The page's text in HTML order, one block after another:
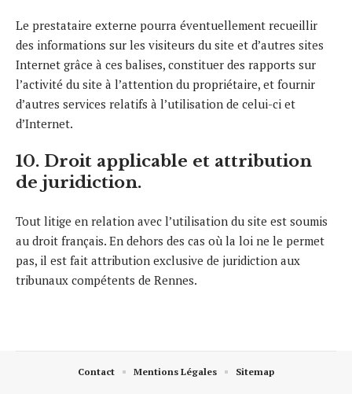
Le prestataire externe pourra éventuellement recueillir
des informations sur les visiteurs du site et d’autres sites
Internet grâce à ces balises, constituer des rapports sur
l’activité du site à l’attention du propriétaire, et fournir
d’autres services relatifs à l’utilisation de celui-ci et
d’Internet.
10. Droit applicable et attribution
de juridiction.
Tout litige en relation avec l’utilisation du site est soumis
au droit français. En dehors des cas où la loi ne le permet
pas, il est fait attribution exclusive de juridiction aux
tribunaux compétents de Rennes.
Contact Mentions Légales Sitemap